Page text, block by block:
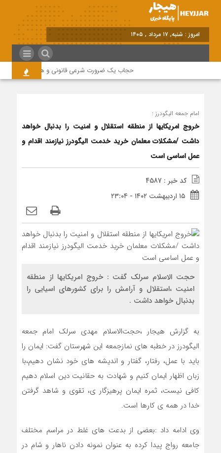
برابر با : Saturday - 8 August
حجاب یک ضرورت شرعی قانونی و همه در این زمینه
امام جمعه الیگودرز :
خروج امریکایها از منطقه استقلال و امنیت را بدنبال خواهد
داشت /مشکلات معلمان خرید خدمت الیگودرز نیازمند اقدام و
عمل اساسی است
کد خبر : 4587
۱۵ اردیبهشت ۱۴۰۲ - ۲۳:۰۴
حجت الاسلام سرلک گفت : خروج امریکایها از منطقه
امنیت ،استقلال و آرامش را برای کشورهای اسیایی را
بدنبال خواهد داشت .
به گزارش هیجار ،حجت‌الاسلام مهدی سرلک امام جمعه
الیگودرز در خطبه های نمازجمعه این شهرستان گفت: ایمان را
باید با عمل، رفتار، گفتار و اندیشه های خود نشان دهیم،با
زبان اظهار ایمان کنیم و شهادت به حقانیت دین اسلام دهیم
کافی نیست، ثمره ایمان پرهیزگار ی، تقوی و شاهد گرفتن
خدا در همه ی کارها است.
وی ادامه داد :بعضی از بدعت های غلط در مراسم مختلف
جامعه رواج پیدا کرده به عنوان نمونه دادن ناهار و شام در